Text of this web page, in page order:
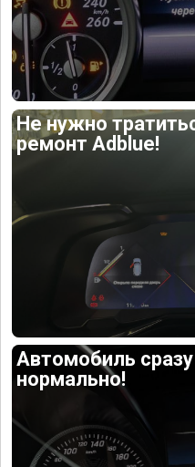
Не нужно
ремонт Adblue!
Автомобиль
нормально!